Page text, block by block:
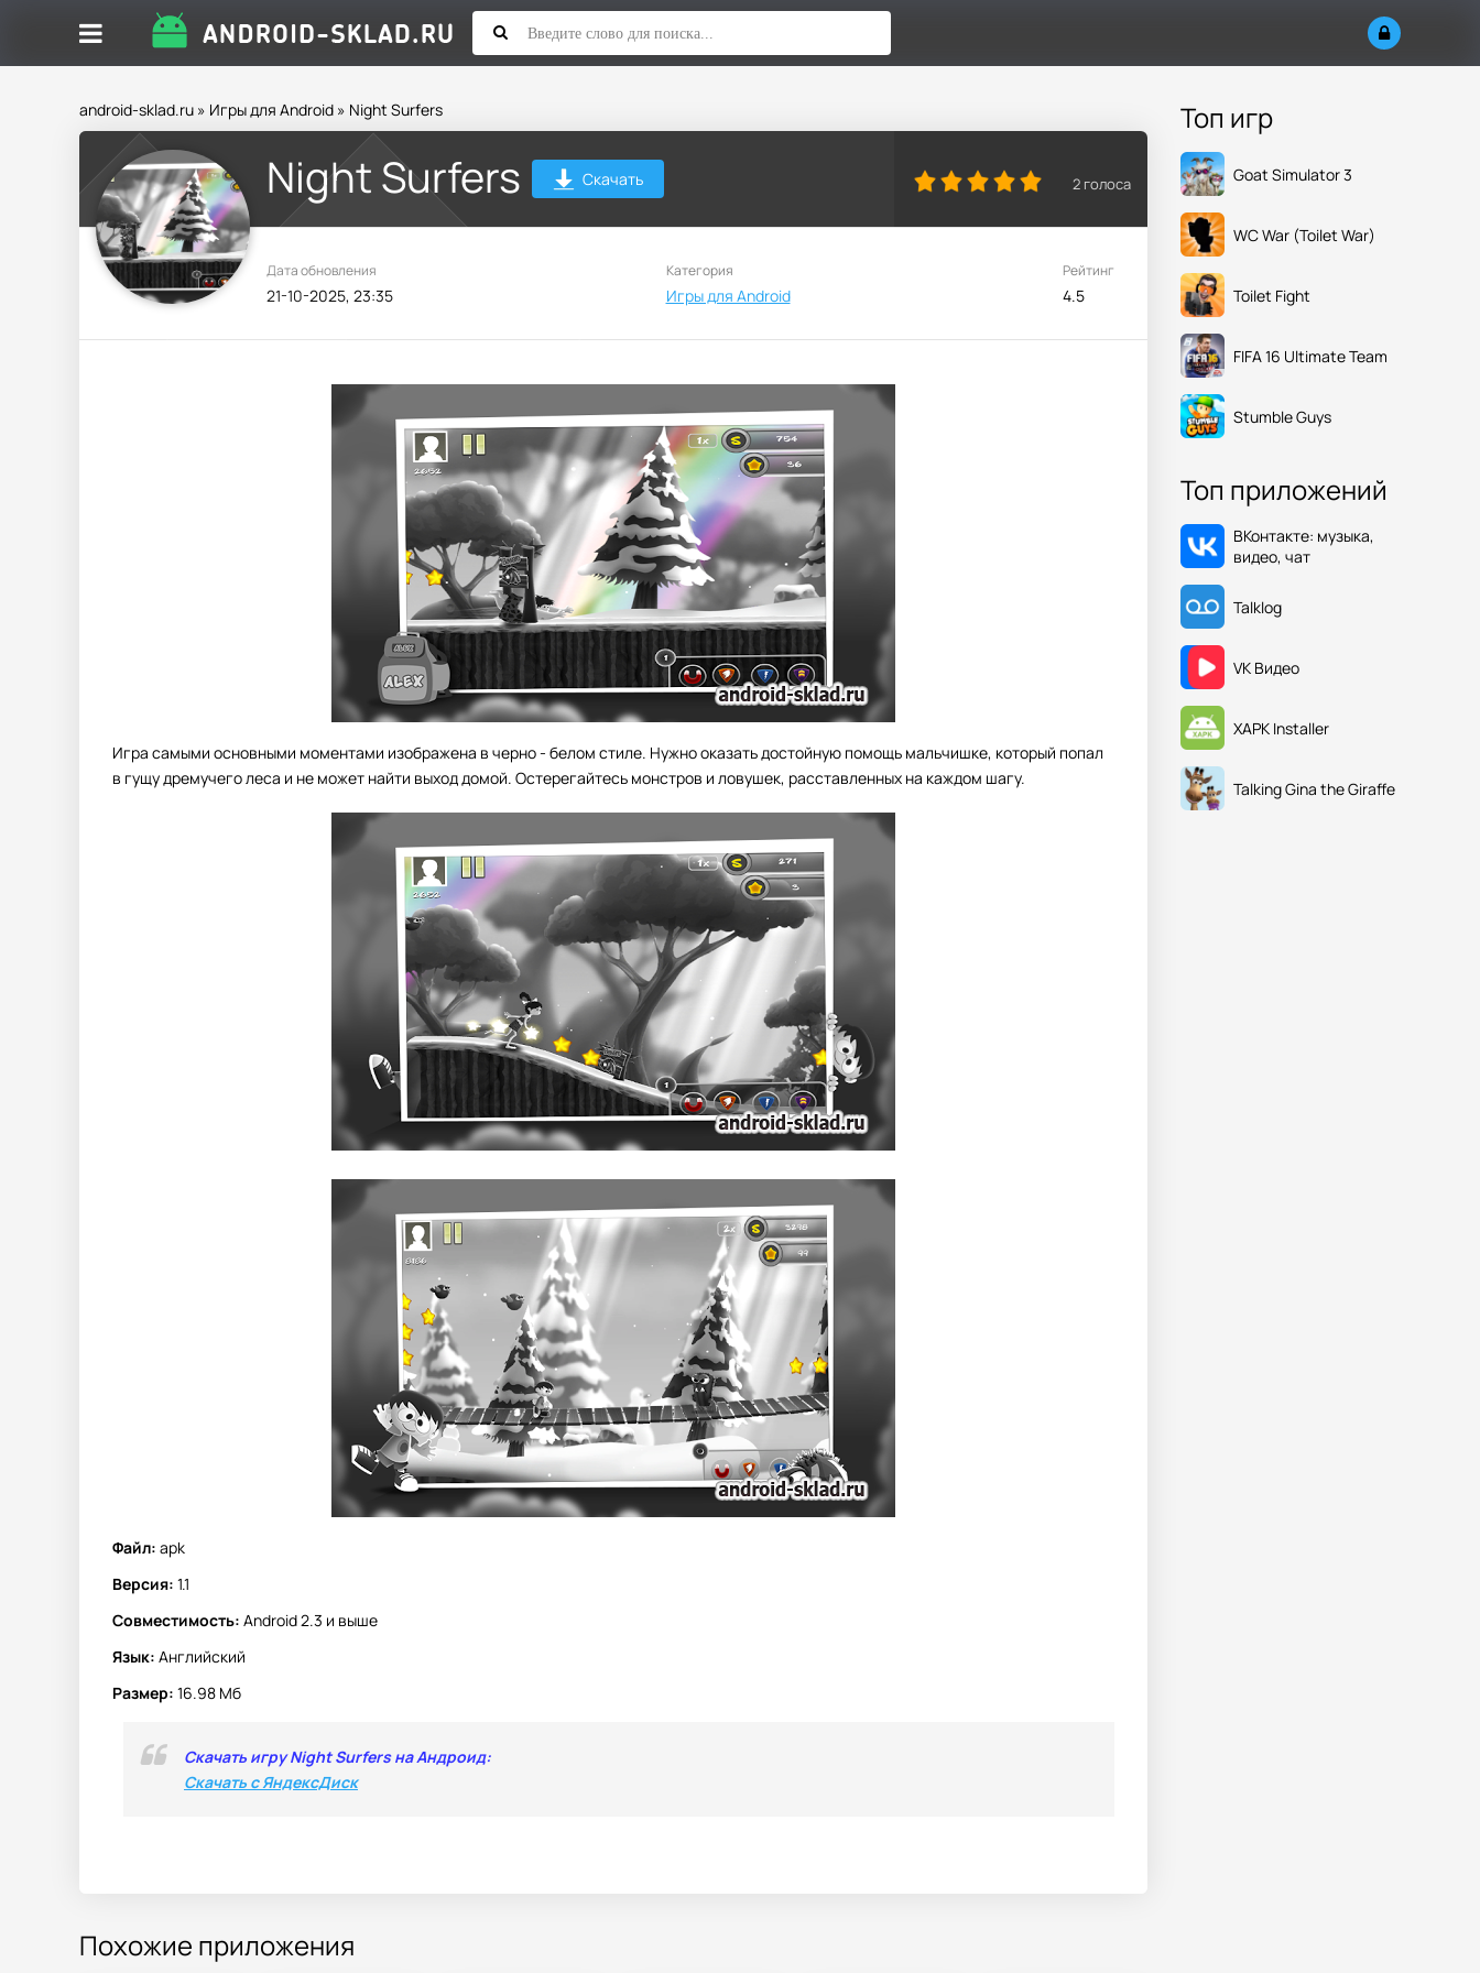
android-sklad.ru » Игры для Android » Night Surfers
Night Surfers Скачать 2 голоса
Дата обновления
21-10-2025, 23:35
Категория
Игры для Android
Рейтинг
4.5
Игра самыми основными моментами изображена в черно - белом стиле. Нужно оказать достойную помощь мальчишке, который попал
в гущу дремучего леса и не может найти выход домой. Остерегайтесь монстров и ловушек, расставленных на каждом шагу.
Файл: apk
Версия: 1.1
Совместимость: Android 2.3 и выше
Язык: Английский
Размер: 16.98 Мб
Скачать игру Night Surfers на Андроид:
Скачать с ЯндексДиск
Похожие приложения
Топ игр
Goat Simulator 3
WC War (Toilet War)
Toilet Fight
FIFA 16 Ultimate Team
Stumble Guys
Топ приложений
ВКонтакте: музыка,
видео, чат
Talklog
VK Видео
XAPK Installer
Talking Gina the Giraffe